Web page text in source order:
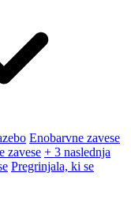
Enobarvne zavese
zavese + 3 naslednja
Pregrinjala, ki se